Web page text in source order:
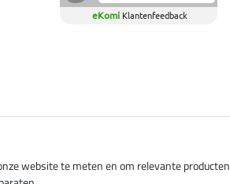
eKomi Klantenfeedback
website te meten en om relevante producten